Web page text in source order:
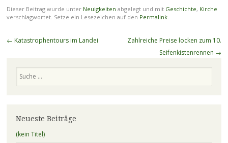
Dieser Beitrag wurde unter Neuigkeiten abgelegt und mit Geschichte, Kirche
verschlagwortet. Setze ein Lesezeichen auf den Permalink.
Beitragsnavigation
← Katastrophentours im Landei
Zahlreiche Preise locken zum 10.
Seifenkistenrennen →
Neueste Beiträge
(kein Titel)